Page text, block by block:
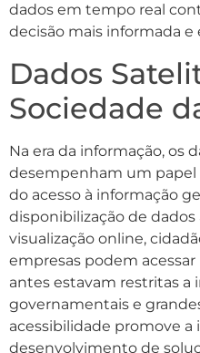
dados em tempo real
decisão mais informada e
Dados
Sociedade
Na era da informação, os
desempenham um papel
do acesso à informação
disponibilização de
visualização online,
empresas podem
antes estavam restritas a
governamentais e
acessibilidade promove a
desenvolvimento de